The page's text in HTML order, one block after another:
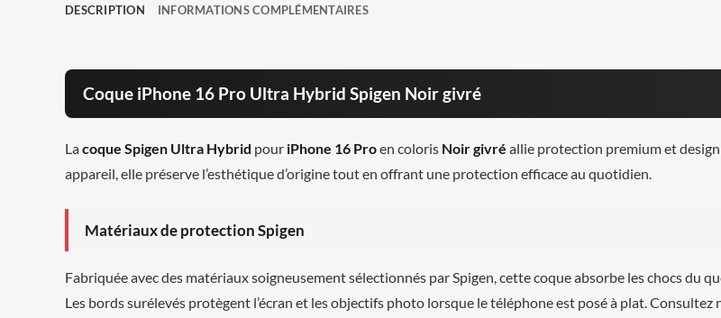
DESCRIPTION INFORMATIONS COMPLÉMENTAIRES
Coque iPhone 16 Pro Ultra Hybrid Spigen Noir givré
Lacoque Spigen Ultra Hybrid pour iPhone 16 Proen coloris Noir givré allie protection premium et
appareil, elle préserve l’esthétique d’origine tout en offrant une protection efficace au quotidien.
Matériaux de protection Spigen
Fabriquée avec des matériaux soigneusement sélectionnés par Spigen, cette coque absorbe les chocs du
Les bords surélevés protègent l’écran et les objectifs photo lorsque le téléphone est posé à plat. Consultez